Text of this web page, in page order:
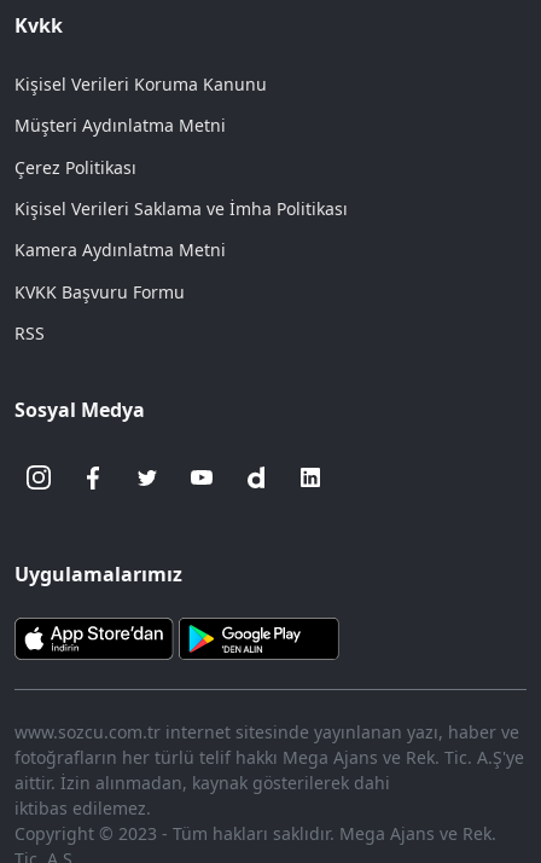
Kvkk
Kişisel Verileri Koruma Kanunu
Müşteri Aydınlatma Metni
Çerez Politikası
Kişisel Verileri Saklama ve İmha Politikası
Kamera Aydınlatma Metni
KVKK Başvuru Formu
RSS
Sosyal Medya
Uygulamalarımız
www.sozcu.com.tr internet sitesinde yayınlanan yazı, haber ve
fotoğrafların her türlü telif hakkı Mega Ajans ve Rek. Tic. A.Ş'ye
aittir. İzin alınmadan, kaynak gösterilerek dahi
iktibas edilemez.
Copyright © 2023 - Tüm hakları saklıdır. Mega Ajans ve Rek.